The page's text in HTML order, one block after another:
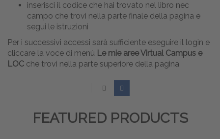
inserisci il codice che hai trovato nel libro nec
campo che trovi nella parte finale della pagina e
segui le istruzioni
Per i successivi accessi sarà sufficiente eseguire il login e
cliccare la voce di menù Le mie aree Virtual Campus e
LOC che trovi nella parte superiore della pagina
FEATURED PRODUCTS